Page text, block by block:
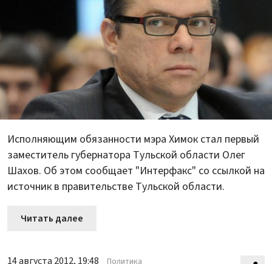
Исполняющим обязанности мэра Химок стал первый
заместитель губернатора Тульской области Олег
Шахов. Об этом сообщает "Интерфакс" со ссылкой на
источник в правительстве Тульской области.
Читать далее
14 августа 2012, 19:48